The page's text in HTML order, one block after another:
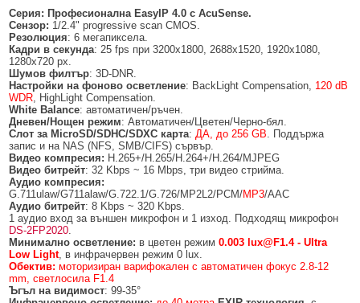
МЕДИА КОНВЕРТОРИ И SFP МОДУЛИ
БЕЗЖИЧНИ АЛАРМЕНИ СИСТЕМИ AJAX
БЕЗЖИЧНИ АЛАРМЕНИ ПАНЕЛИ (ХЪБ) AJAX
БЕЗЖИЧНИ РАЗШИРИТЕЛИ НА ОБХВАТ AJAX
БЕЗЖИЧНИ ДЕТЕКТОРИ AJAX
БЕЗЖИЧНИ ДЕТЕКТОРИ ЗА ПОЖАР, ДИМ, ТОПЛИНА И ВЪГЛЕРОДЕН
ОКСИД
БЕЗЖИЧНИ КЛАВИАТУРИ AJAX
БЕЗКОНТАКТНИ RFID КАРТИ И ЧИПОВЕ ЗА КЛАВИАТУРИ
БЕЗЖИЧНИ ДИСТАНЦИОННИ УПРАВЛЕНИЯ И БУТОНИ
БЕЗЖИЧНИ СИРЕНИ AJAX
МОДУЛИ ЗА СГРАДНА АВТОМАТИЗАЦИЯ AJAX
БЕЗЖИЧНИ АЛАРМЕНИ СИСТЕМИ HIKVISION AX PRO
БЕЗЖИЧНИ ПАНЕЛИ HIKVISION AX PRO
БЕЗЖИЧНИ ДЕТЕКТОРИ ЗА HIKVISION AX PRO
БЕЗЖИЧНИ МОДУЛИ И АКСЕСОАРИ ЗА HIKVISION AX PRO
КОМПЛЕКТИ БЕЗЖИЧНИ АЛАРМЕНИ СИСТЕМИ AX PRO
КОМУНИКАЦИОННИ ШКАФОВЕ
ALFALINE, СТЕННИ/СТОЯЩИ, С ОТВАРЯЕМИ И ЗАКЛЮЧВАЩИ СЕ
СТРАНИЦИ
INTERLINE, СТОЯЩИ - НЕОТВАРЯЕМИ СТРАНИЦИ
BETALINE, СТОЯЩИ С ОТВАРЯЕМИ И ЗАКЛЮЧВАЩИ СЕ СТРАНИЦИ
АКСЕСОАРИ ЗА КОМУНИКАЦИОННИ ШКАФОВЕ
УПОТРЕБЯВАНА ТЕХНИКА
Серия: Професионална EasyIP 4.0 сAcuSense.
Сензор: 1/2.4" progressive scan CMOS.
Резолюция: 6 мегапиксела.
Кадри в секунда: 25 fps при 3200x1800, 2688x1520, 1920x1080,
1280x720 px.
Шумов филтър: 3D-DNR.
Настройки на фоново осветление: BackLight Compensation, 120 dB
WDR, HighLight Compensation.
White Balance: автоматичен/ръчен.
Дневен/Нощен режим: Автоматичен/Цветен/Черно-бял.
Слот за MicroSD/SDHC/SDXC карта:ДА, до 256 GB. Поддържа
запис и на NAS (NFS, SMB/CIFS) сървър.
Видео компресия: H.265+/H.265/H.264+/H.264/MJPEG
Видео битрейт: 32 Kbps ~ 16 Mbps, три видео стрийма.
Аудио компресия:
G.711ulaw/G711alaw/G.722.1/G.726/MP2L2/PCM/MP3/AAC
Аудио битрейт: 8 Kbps ~ 320 Kbps.
1 аудио вход за външен микрофон и 1 изход. Подходящ микрофон
DS-2FP2020.
Минимално осветление: в цветен режим0.003 lux@F1.4 -Ultra
Low Light, в инфрачервен режим 0 lux.
Обектив: моторизиран варифокален с автоматичен фокус 2.8-12
mm, светлосила F1.4
Ъгъл на видимост: 99-35°